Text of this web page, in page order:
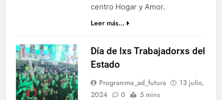
centro Hogar y Amor.
Leer más...
Día de lxs Trabajadorxs del
Estado
Programma_ad_futura
13 julio,
2024
0 5 mins